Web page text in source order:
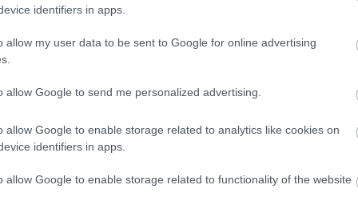
identifiers in apps.
allow my user data to be sent to Google for online advertising
allow Google to send me personalized advertising.
allow Google to enable storage related to analytics like cookies on
identifiers in apps.
allow Google to enable storage related to functionality of the website
erősek voltak. Ha csak a nagyanyámat nézem,
és épített nekik házat, vagy az édesanyámat, aki
női sorsok és minták meghatározóak voltak
nőnek erősnek kell lennie, és össze kell tartania
felelni ennek a szerepnek.
lehet a magyar táncház-mozgalmat
népszerűsítés is a missziója, illetve ha megnézi